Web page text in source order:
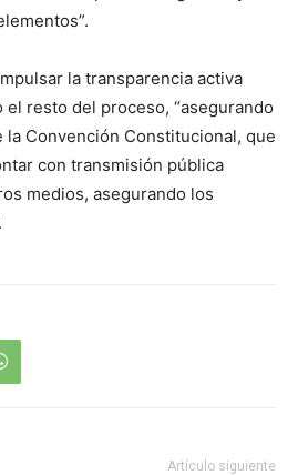
la transparencia activa
resto del proceso, “asegurando
la Convención Constitucional, que
con transmisión pública
medios, asegurando los
Artículo siguiente